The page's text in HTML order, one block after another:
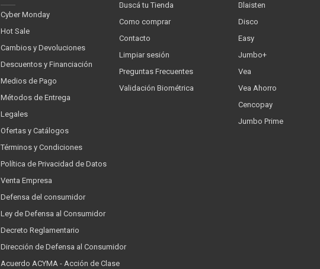
Cyber Monday
Hot Sale
Cambios y Devoluciones
Descuentos y Financiación
Medios de Pago
Métodos de Entrega
Legales
Ofertas y Catálogos
Términos y Condiciones
Política de Privacidad de Datos
Venta Empresa
Defensa del consumidor
Ley de Defensa al Consumidor
Decreto Reglamentario
Dirección de Defensa al Consumidor
Acuerdo ACYMA - Acción de Clase
Buscá tu Tienda
Como comprar
Contacto
Limpiar sesión
Preguntas Frecuentes
Validación Biométrica
Blaisten
Disco
Easy
Jumbo+
Vea
Vea Ahorro
Cencopay
Jumbo Prime